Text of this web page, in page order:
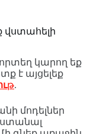
վստահելի
կարող եք
է այցելեք
թ.
մոդելներ